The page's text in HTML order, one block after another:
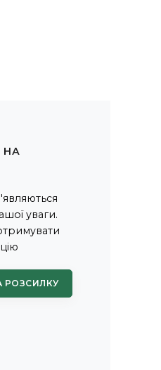
НА
уваги.
РОЗСИЛКУ